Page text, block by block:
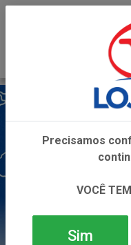
Precisamos
VOCÊ
Sim